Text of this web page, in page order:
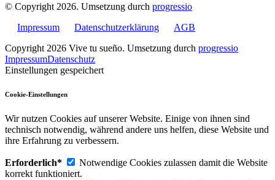
© Copyright 2026. Umsetzung durch progressio
Impressum
Datenschutzerklärung
AGB
Copyright 2026 Vive tu sueño. Umsetzung durch progressio
ImpressumDatenschutz
Einstellungen gespeichert
Cookie-Einstellungen
Wir nutzen Cookies auf unserer Website. Einige von ihnen sind
technisch notwendig, während andere uns helfen, diese Website und
ihre Erfahrung zu verbessern.
Erforderlich*
Notwendige Cookies zulassen damit die Website
korrekt funktioniert.